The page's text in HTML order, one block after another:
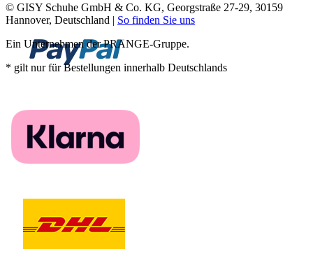
© GISY Schuhe GmbH & Co. KG, Georgstraße 27-29, 30159
Hannover, Deutschland | So finden Sie uns
Ein Unternehmen der PRANGE-Gruppe.
* gilt nur für Bestellungen innerhalb Deutschlands